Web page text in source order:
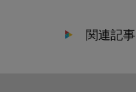
関連記事